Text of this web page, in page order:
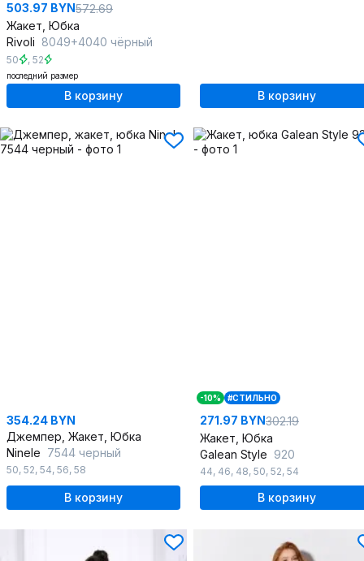
503.97 BYN572.69
Жакет, Юбка
Rivoli 8049+4040 чёрный
50 , 52
последний размер
В корзину В корзину
354.24 BYN
Джемпер, Жакет, Юбка
Ninele 7544 черный
50, 52, 54, 56, 58
В корзину
-10% #СТИЛЬНО
271.97 BYN302.19
Жакет, Юбка
Galean Style 920
44, 46, 48, 50, 52, 54
В корзину